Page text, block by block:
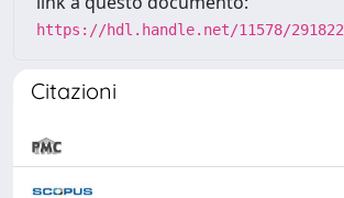
https://hdl.handle.net/11578/291822
Citazioni